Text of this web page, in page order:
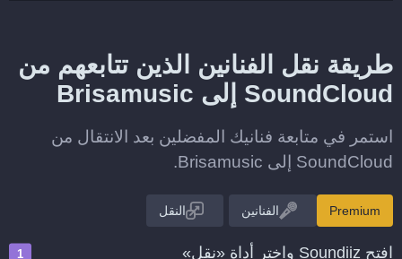
طريقة نقل الفنانين الذين تتابعهم من
SoundCloud إلى Brisamusic
استمر في متابعة فنانيك المفضلين بعد الانتقال من
SoundCloud إلى Brisamusic.
Premium الفنانين النقل
افتح Soundiiz واختر أداة «نقل»